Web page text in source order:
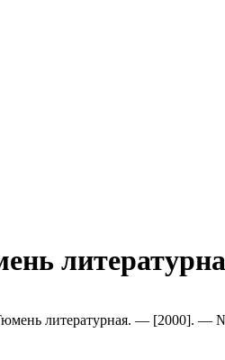
литературная. — [2000].